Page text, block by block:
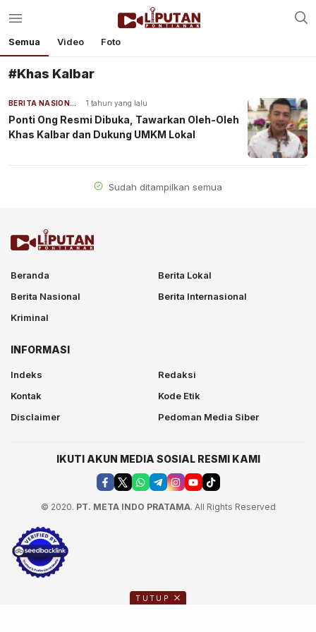
Semua Video Foto
#Khas Kalbar
BERITA NASIONAL 1 tahun yang lalu
Ponti Ong Resmi Dibuka, Tawarkan Oleh-Oleh
Khas Kalbar dan Dukung UMKM Lokal
Sudah ditampilkan semua
Beranda
Berita Lokal
Berita Nasional
Berita Internasional
Kriminal
INFORMASI
Indeks
Redaksi
Kontak
Kode Etik
Disclaimer
Pedoman Media Siber
IKUTI AKUN MEDIA SOSIAL RESMI KAMI
© 2020. PT. META INDO PRATAMA. All Rights Reserved
TUTUP